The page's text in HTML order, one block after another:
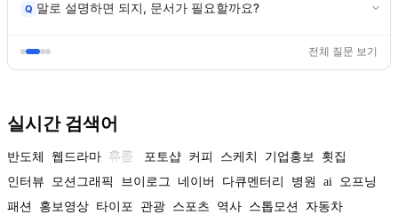
Q 말로 설명하면 되지, 문서가 필요할까요?
전체 질문 보기
실시간 검색어
반도체 웹드라마 휴롬 포토샵 커피 스케치 기업홍보
횟집
인터뷰
모션그래픽 브이로그 네이버 다큐멘터리 병원 ai 오프닝
패션
홍보영상 타이포 관광 스포츠 역사 스톱모션
자동차